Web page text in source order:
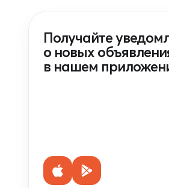
Получайте
о новых
в нашем